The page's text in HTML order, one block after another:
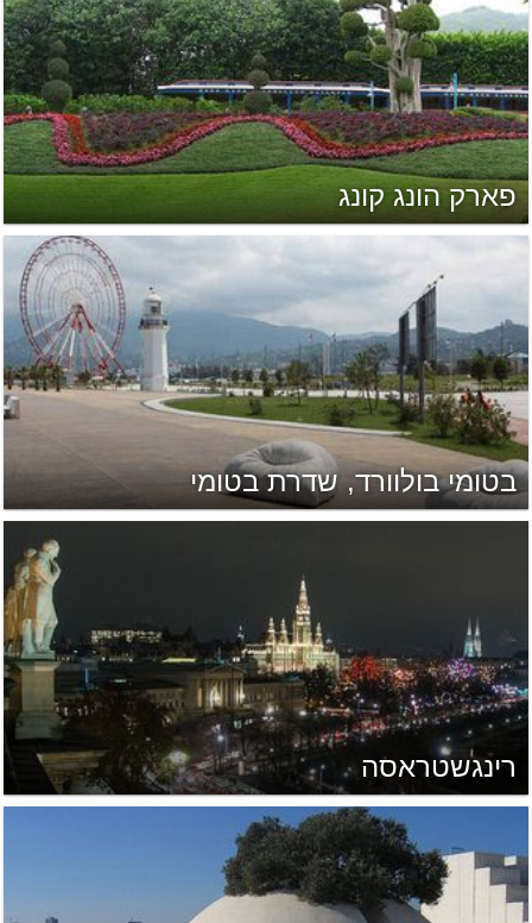
פארק הונג קונג
בטומי בולוורד, שדרת בטומי
רינגשטראסה